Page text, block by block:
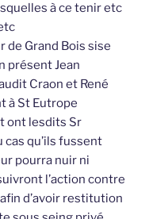
à ce tenir etc
de Grand Bois sise
présent Jean
Craon et René
à St Eutrope
ont lesdits Sr
cas qu’ils fussent
pourra nuir ni
l’action contre
d’avoir restitution